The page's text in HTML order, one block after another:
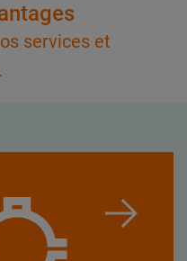
services et